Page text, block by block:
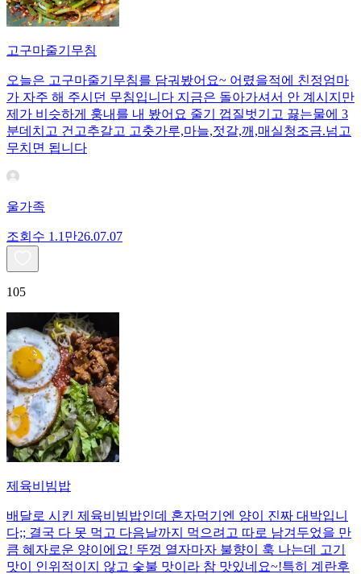
고구마줄기무침
오늘은 고구마줄기무침를 담궈봤어요~ 어렸을적에 친정엄마
가 자주 해 주시던 무침입니다 지금은 돌아가셔서 안 계시지만
제가 비슷하게 훙내를 내 봤어요 줄기 껍질벗기고 끓는물에 3
분데치고 건고추갈고 고춧가루,마늘,젓갈,깨,매실청조금.넘고
무치면 됩니다
울가족
조회수 1.1만26.07.07
105
제육비빔밥
배달로 시킨 제육비빔밥인데 혼자먹기엔 양이 진짜 대박입니
다;; 결국 다 못 먹고 다음날까지 먹으려고 따로 남겨두었을 만
큼 혜자로운 양이에요! 뚜껑 열자마자 불향이 훅 나는데 고기
맛이 인위적이지 않고 숯불 맛이라 참 맛있네요~!특히 계란후